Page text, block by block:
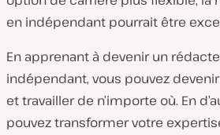
en indépendant pourrait être
En apprenant à devenir un
indépendant, vous pouvez
et travailler de n’importe où. En
pouvez transformer votre